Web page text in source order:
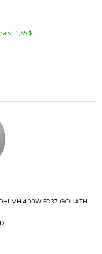
: 1,85 $
MH 400W ED37 GOLIATH